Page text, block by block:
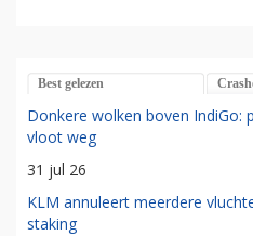
Best gelezen
Donkere wolken boven IndiGo:
vloot weg
31 jul 26
KLM annuleert meerdere
staking